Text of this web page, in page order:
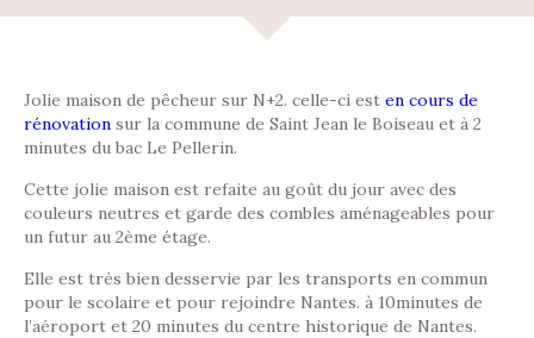
Jolie maison de pêcheur sur N+2. celle-ci est en cours de
rénovation sur la commune de Saint Jean le Boiseau et à 2
minutes du bac Le Pellerin.
Cette jolie maison est refaite au goût du jour avec des
couleurs neutres et garde des combles aménageables pour
un futur au 2ème étage.
Elle est très bien desservie par les transports en commun
pour le scolaire et pour rejoindre Nantes. à 10minutes de
l’aéroport et 20 minutes du centre historique de Nantes.